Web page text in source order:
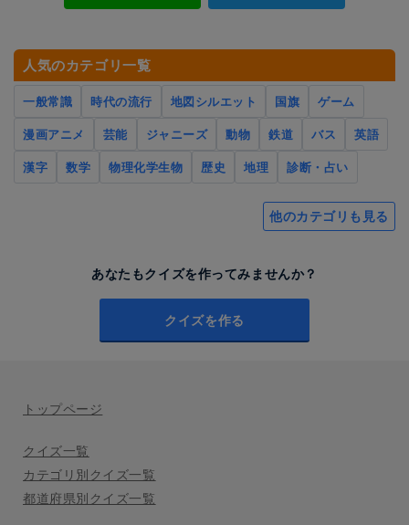
人気のカテゴリ一覧
一般常識 時代の流行 地図シルエット 国旗
ゲーム
漫画アニメ
芸能 ジャニーズ 動物 鉄道 バス
英語
漢字
数学 物理化学生物 歴史 地理 診断・占い
他のカテゴリも見る
あなたもクイズを作ってみませんか？
クイズを作る
トップページ
クイズ一覧
カテゴリ別クイズ一覧
都道府県別クイズ一覧